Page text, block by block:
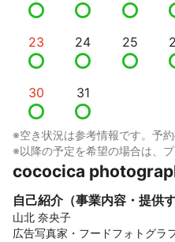
23 24 25
30 31
※空き状況は参考情報です。予
※以降の予定を希望の場合は、
cococica
自己紹介（事業内容・提供
山北 奈央子
広告写真家・フードフォトグラ